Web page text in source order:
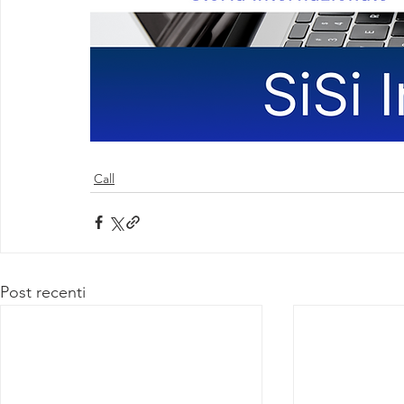
Call
Post recenti